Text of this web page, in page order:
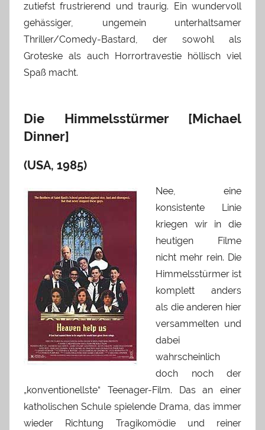
zutiefst frustrierend und traurig. Ein wundervoll
gehässiger, ungemein unterhaltsamer
Thriller/Comedy-Bastard, der sowohl als
Groteske als auch Horrortravestie höllisch viel
Spaß macht.
Die Himmelsstürmer [Michael
Dinner]
(USA, 1985)
Nee, eine
konsistente Linie
kriegen wir in die
heutigen Filme
nicht mehr rein. Die
Himmelsstürmer ist
komplett anders
als die anderen hier
versammelten und
dabei
wahrscheinlich
doch noch der
„konventionellste“ Teenager-Film. Das an einer
katholischen Schule spielende Drama, das immer
wieder Richtung Tragikomödie und reiner